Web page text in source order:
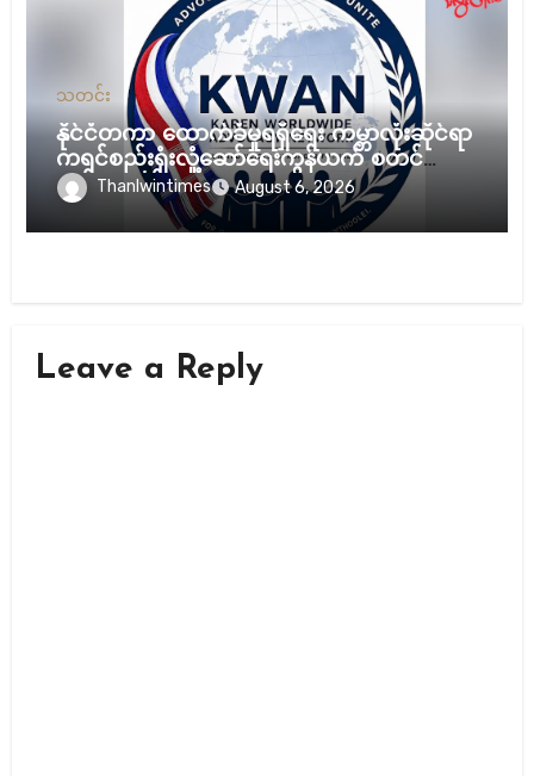
သတင်း
နိုင်ငံတကာ ထောက်ခံမှုရရှိရေး ကမ္ဘာလုံးဆိုင်ရာ
ကရင်စည်းရုံးလှုံ့ဆော်ရေးကွန်ယက် စတင်
လှုပ်ရှားမယ်
Thanlwintimes August 6, 2026
Leave a Reply